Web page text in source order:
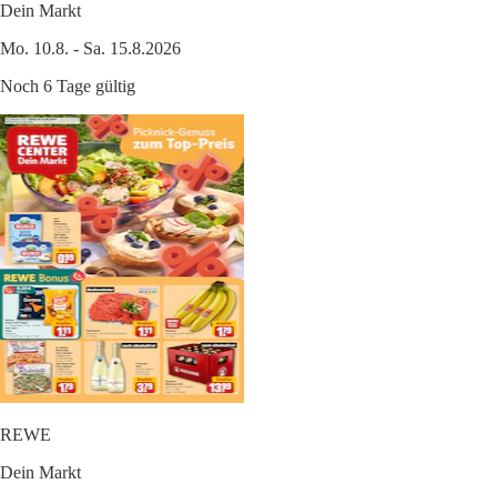
Dein Markt
Mo. 10.8. - Sa. 15.8.2026
Noch 6 Tage gültig
REWE
Dein Markt